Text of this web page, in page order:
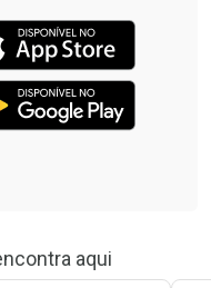
aqui